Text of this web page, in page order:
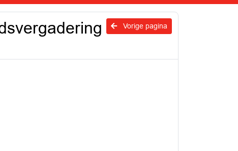
Vorige pagina